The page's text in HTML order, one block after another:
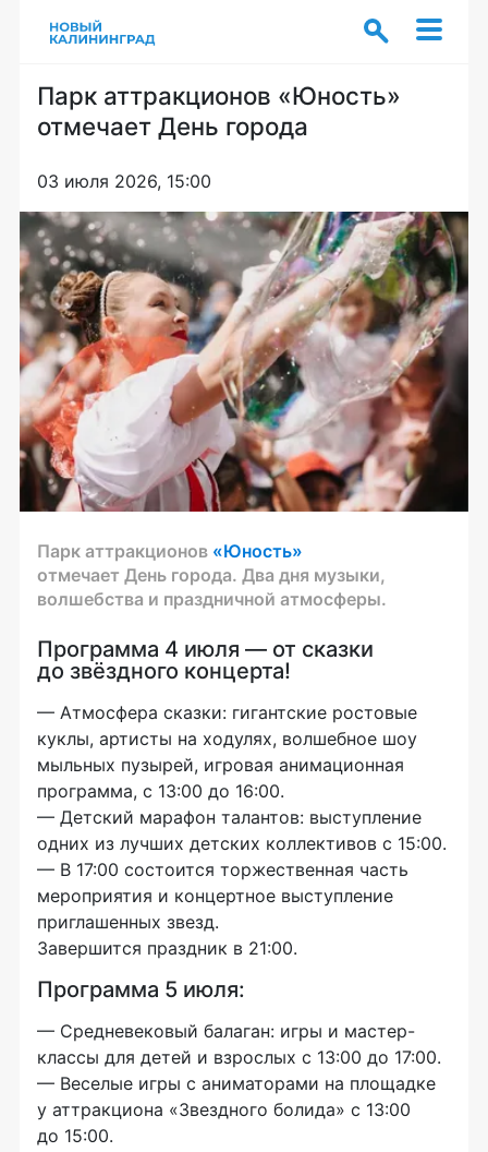
Парк аттракционов «Юность»
отмечает День города
03 июля 2026, 15:00
Парк аттракционов «Юность»
отмечает День города. Два дня музыки,
волшебства и праздничной атмосферы.
Программа 4 июля — от сказки
до звёздного концерта!
— Атмосфера сказки: гигантские ростовые
куклы, артисты на ходулях, волшебное шоу
мыльных пузырей, игровая анимационная
программа, с 13:00 до 16:00.
— Детский марафон талантов: выступление
одних из лучших детских коллективов с 15:00.
— В 17:00 состоится торжественная часть
мероприятия и концертное выступление
приглашенных звезд.
Завершится праздник в 21:00.
Программа 5 июля:
— Средневековый балаган: игры и мастер-
классы для детей и взрослых с 13:00 до 17:00.
— Веселые игры с аниматорами на площадке
у аттракциона «Звездного болида» с 13:00
до 15:00.